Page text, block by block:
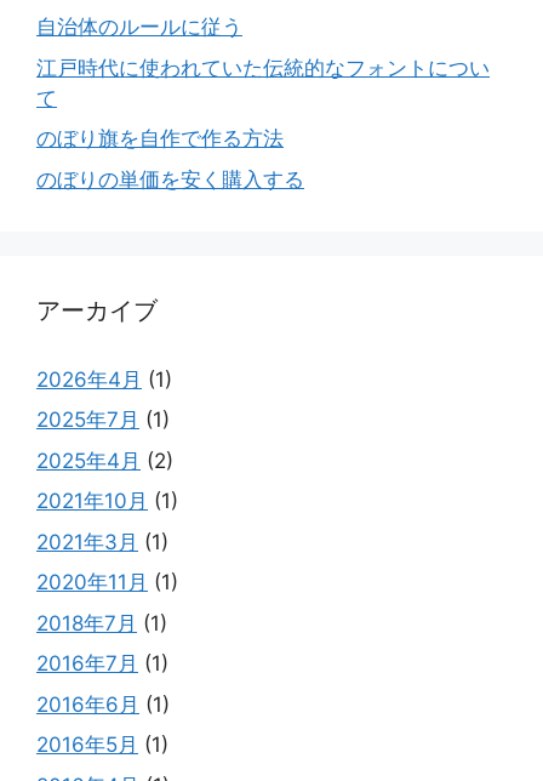
自治体のルールに従う
江戸時代に使われていた伝統的なフォントについ
て
のぼり旗を自作で作る方法
のぼりの単価を安く購入する
アーカイブ
2026年4月 (1)
2025年7月 (1)
2025年4月 (2)
2021年10月 (1)
2021年3月 (1)
2020年11月 (1)
2018年7月 (1)
2016年7月 (1)
2016年6月 (1)
2016年5月 (1)